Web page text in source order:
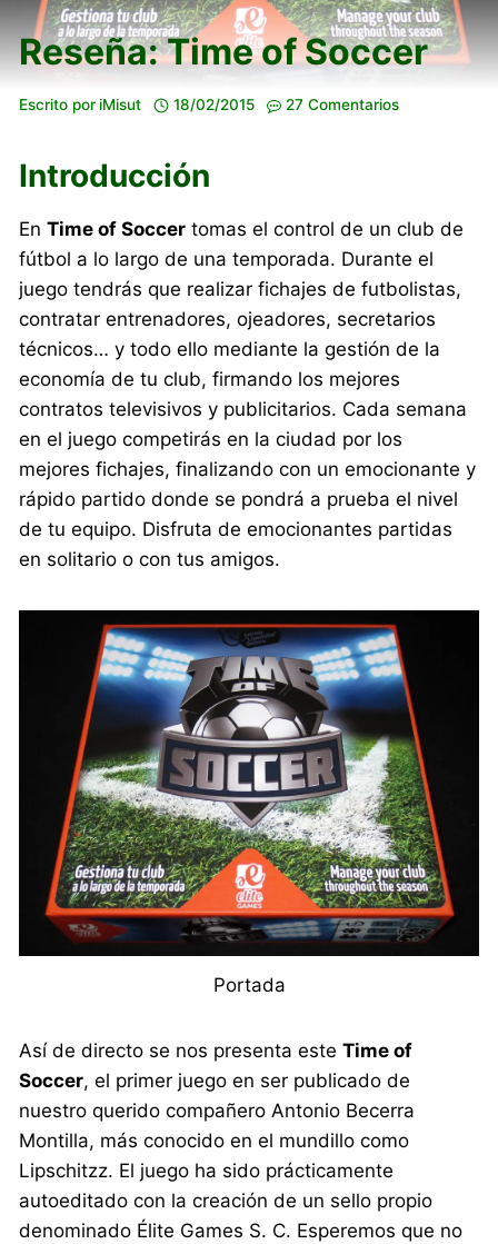
Reseña: Time of Soccer
Escrito por iMisut 18/02/2015 27 Comentarios
Introducción
EnTime of Soccer tomas el control de un club de
fútbol a lo largo de una temporada. Durante el
juego tendrás que realizar fichajes de futbolistas,
contratar entrenadores, ojeadores, secretarios
técnicos… y todo ello mediante la gestión de la
economía de tu club, firmando los mejores
contratos televisivos y publicitarios. Cada semana
en el juego competirás en la ciudad por los
mejores fichajes, finalizando con un emocionante y
rápido partido donde se pondrá a prueba el nivel
de tu equipo. Disfruta de emocionantes partidas
en solitario o con tus amigos.
Portada
Así de directo se nos presenta esteTime of
Soccer, el primer juego en ser publicado de
nuestro querido compañero Antonio Becerra
Montilla, más conocido en el mundillo como
Lipschitzz. El juego ha sido prácticamente
autoeditado con la creación de un sello propio
denominado Élite Games S. C. Esperemos que no